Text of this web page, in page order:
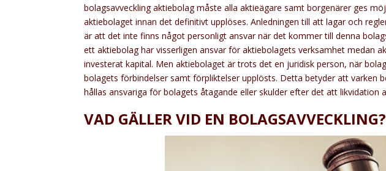
bolagsavveckling aktiebolag måste alla aktieägare samt borgenärer ges
aktiebolaget innan det definitivt upplöses. Anledningen till att lagar och
är att det inte finns något personligt ansvar när det kommer till denna
ett aktiebolag har visserligen ansvar för aktiebolagets verksamhet medan
investerat kapital. Men aktiebolaget är trots det en juridisk person, när
bolagets förbindelser samt förpliktelser upplösts. Detta betyder att varken
hållas ansvariga för bolagets åtagande eller skulder efter det att likvidation
VAD GÄLLER VID EN BOLAGSAVVECKLING?